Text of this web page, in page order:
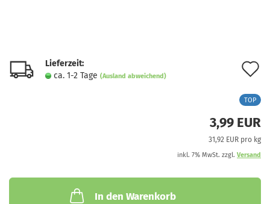
Lieferzeit:
ca. 1-2 Tage (Ausland abweichend)
TOP
3,99 EUR
31,92 EUR pro kg
inkl. 7% MwSt. zzgl. Versand
In den Warenkorb